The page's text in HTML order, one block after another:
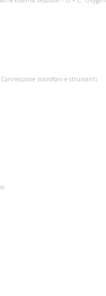
microfoni e strumenti